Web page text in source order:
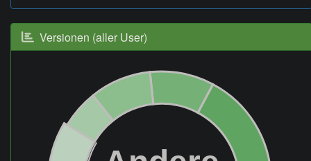
Versionen (aller User)